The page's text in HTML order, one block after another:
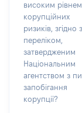
високим рівнем
корупційних
ризиків, згідно з
переліком,
затвердженим
Національним
агентством з
запобігання
корупції?